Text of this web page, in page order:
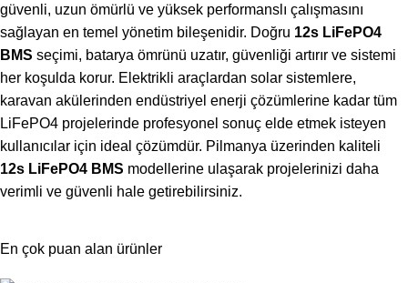
En çok puan alan ürünler
güvenli, uzun ömürlü ve yüksek performanslı çalışmasını
sağlayan en temel yönetim bileşenidir. Doğru 12s LiFePO4
BMS seçimi, batarya ömrünü uzatır, güvenliği artırır ve sistemi
her koşulda korur. Elektrikli araçlardan solar sistemlere,
karavan akülerinden endüstriyel enerji çözümlerine kadar tüm
LiFePO4 projelerinde profesyonel sonuç elde etmek isteyen
kullanıcılar için ideal çözümdür. Pilmanya üzerinden kaliteli
12s LiFePO4 BMS modellerine ulaşarak projelerinizi daha
verimli ve güvenli hale getirebilirsiniz.